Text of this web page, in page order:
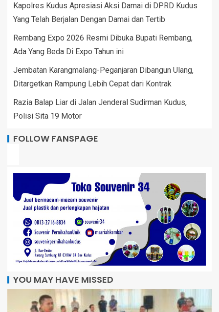
Kapolres Kudus Apresiasi Aksi Damai di DPRD Kudus
Yang Telah Berjalan Dengan Damai dan Tertib
Rembang Expo 2026 Resmi Dibuka Bupati Rembang,
Ada Yang Beda Di Expo Tahun ini
Jembatan Karangmalang-Peganjaran Dibangun Ulang,
Ditargetkan Rampung Lebih Cepat dari Kontrak
Razia Balap Liar di Jalan Jenderal Sudirman Kudus,
Polisi Sita 19 Motor
FOLLOW FANSPAGE
YOU MAY HAVE MISSED